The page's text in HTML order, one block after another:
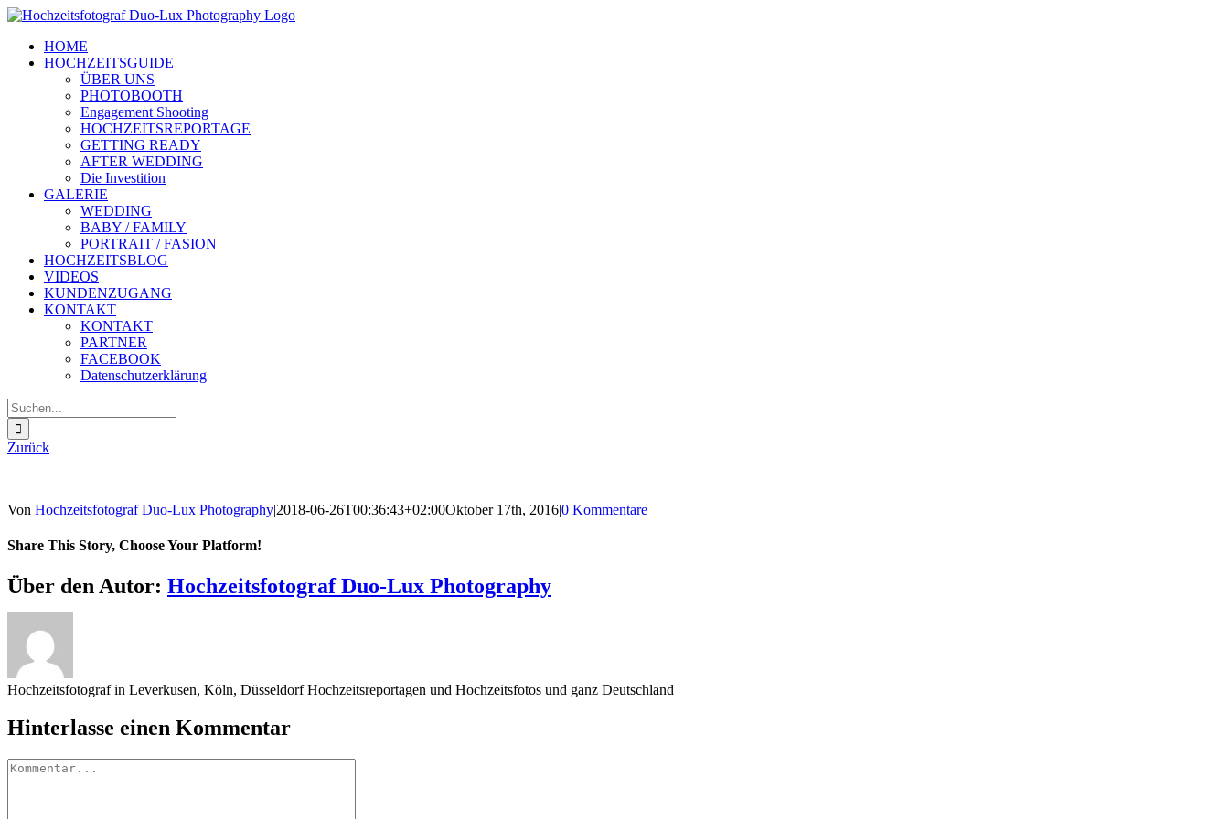
Zum
springenHOME
HOCHZEITSGUIDE
ÜBER UNS
PHOTOBOOTH
Engagement Shooting
HOCHZEITSREPORTAGE
GETTING READY
AFTER WEDDING
Die Investition
GALERIE
WEDDING
BABY / FAMILY
PORTRAIT / FASION
HOCHZEITSBLOG
VIDEOS
KUNDENZUGANG
KONTAKT
KONTAKT
PARTNER
FACEBOOK
Datenschutzerklärung
Suche
nach:
Zurück
Von Hochzeitsfotograf Duo-Lux Photography|2018-06-26T00:36:43+02:00Oktober 17th, 2016|0 Kommentare
Share This Story, Choose Your Platform!
Sharing_facebook
Sharing_twitter
Sharing_reddit
Über den Autor: Hochzeitsfotograf Duo-Lux Photography
Hochzeitsfotograf in Leverkusen, Köln, Düsseldorf Hochzeitsreportagen und Hochzeitsfotos und ganz Deutschland
Hinterlasse einen Kommentar
Kommentar